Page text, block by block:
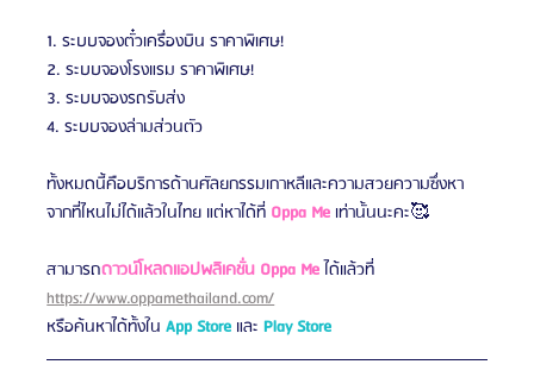
1. ระบบจองตั๋วเครื่องบิน ราคาพิเศษ!
2. ระบบจองโรงแรม ราคาพิเศษ!
3. ระบบจองรถรับส่ง
4. ระบบจองล่ามส่วนตัว
ทั้งหมดนี้คือบริการด้านศัลยกรรมเกาหลีและความสวยความซึ่งหา
จากที่ไหนไม่ได้แล้วในไทย แต่หาได้ที่ Oppa Me เท่านั้นนะคะ🥰
สามารถดาวน์โหลดแอปพลิเคชั่น Oppa Me ได้แล้วที่
https://www.oppamethailand.com/
หรือค้นหาได้ทั้งใน App Store และ Play Store